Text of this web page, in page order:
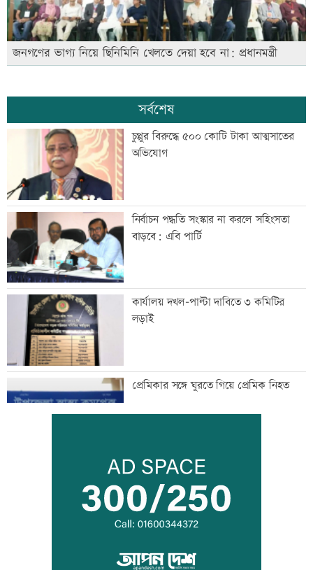
জনগণের ভাগ্য নিয়ে ছিনিমিনি খেলতে দেয়া হবে না: প্রধানমন্ত্রী
সর্বশেষ
চুপ্পুর বিরুদ্ধে ৫০০ কোটি টাকা আত্মসাতের
অভিযোগ
নির্বাচন পদ্ধতি সংস্কার না করলে সহিংসতা
বাড়বে: এবি পার্টি
কার্যালয় দখল-পাল্টা দাবিতে ৩ কমিটির
লড়াই
প্রেমিকার সঙ্গে ঘুরতে গিয়ে প্রেমিক নিহত
হাম উপসর্গে আরও ৫ শিশুর মৃত্যু
সূচকের উত্থানে লেনদেন ৯০৮ কোটি টাকা